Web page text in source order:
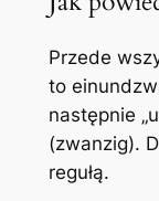
Przede
to
następnie
(zwanzig).
regułą.